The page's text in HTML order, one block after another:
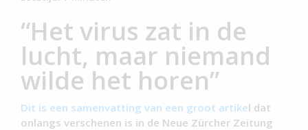
“Het virus zat in de
lucht, maar niemand
wilde het horen”
Dit is een samenvatting van een groot artikel dat
onlangs verschenen is in de Neue Zürcher Zeitung